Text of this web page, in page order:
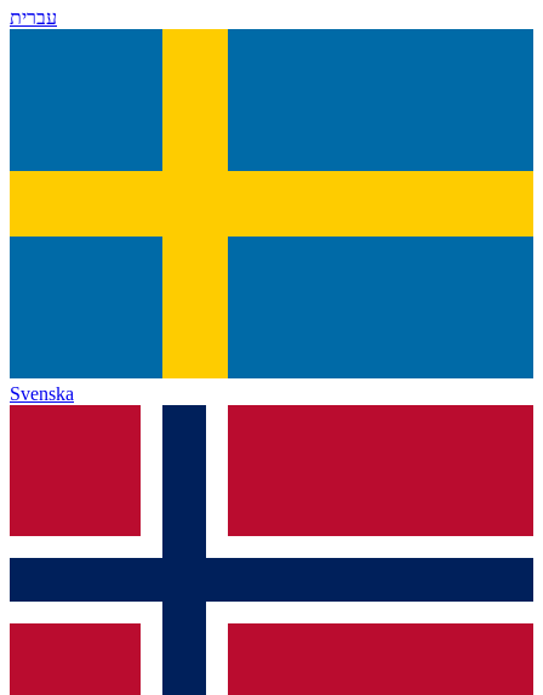
עברית
Svenska